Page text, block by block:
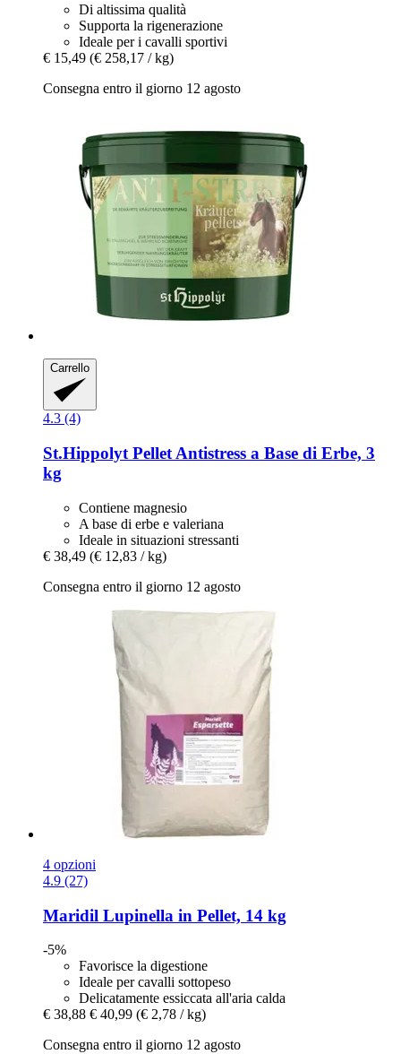
Di altissima qualità
Supporta la rigenerazione
Ideale per i cavalli sportivi
€ 15,49 (€ 258,17 / kg)
Consegna entro il giorno 12 agosto
Carrello
4.3 (4)
St.Hippolyt Pellet Antistress a Base di Erbe, 3
kg
Contiene magnesio
A base di erbe e valeriana
Ideale in situazioni stressanti
€ 38,49 (€ 12,83 / kg)
Consegna entro il giorno 12 agosto
4 opzioni
4.9 (27)
Maridil Lupinella in Pellet, 14 kg
-5%
Favorisce la digestione
Ideale per cavalli sottopeso
Delicatamente essiccata all'aria calda
€ 38,88 € 40,99 (€ 2,78 / kg)
Consegna entro il giorno 12 agosto